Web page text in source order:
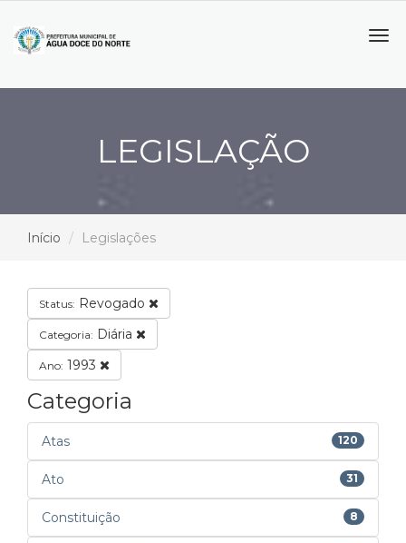
LEGISLAÇÃO
Início Legislações
Status: Revogado
Categoria: Diária
Ano: 1993
Categoria
Atas 120
Ato 31
Constituição 8